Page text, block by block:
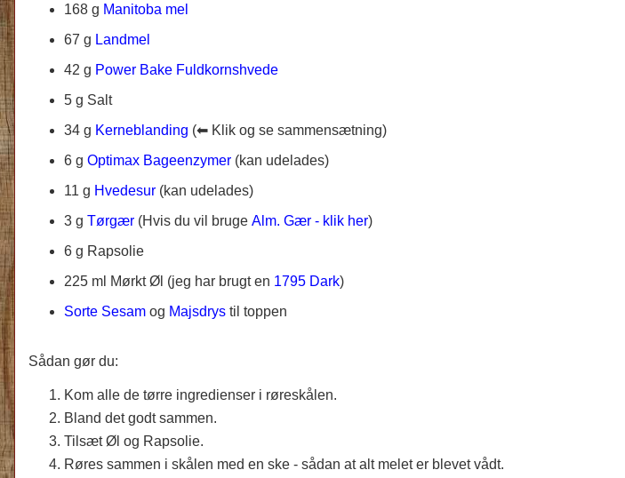
168 g Manitoba mel
67 g Landmel
42 g Power Bake Fuldkornshvede
5 g Salt
34 g Kerneblanding (⬅ Klik og se sammensætning)
6 g Optimax Bageenzymer (kan udelades)
11 g Hvedesur (kan udelades)
3 g Tørgær (Hvis du vil bruge Alm. Gær - klik her)
6 g Rapsolie
225 ml Mørkt Øl (jeg har brugt en 1795 Dark)
Sorte Sesam og Majsdrys til toppen
Sådan gør du:
Kom alle de tørre ingredienser i røreskålen.
Bland det godt sammen.
Tilsæt Øl og Rapsolie.
Røres sammen i skålen med en ske - sådan at alt melet er blevet vådt.